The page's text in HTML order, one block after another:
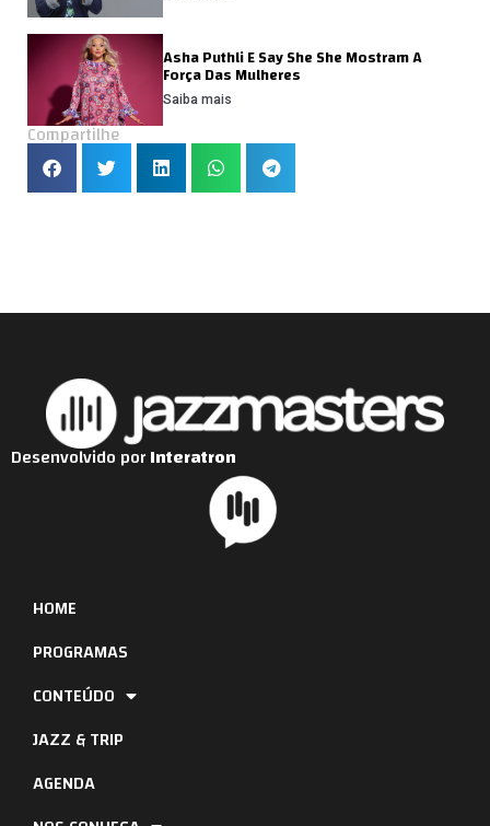
Asha Puthli E Say She She Mostram A
Força Das Mulheres
Saiba mais
Compartilhe
HOME
PROGRAMAS
CONTEÚDO
JAZZ & TRIP
AGENDA
Desenvolvido porInteratron